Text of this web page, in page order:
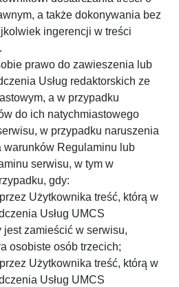
a także dokonywania bez
ingerencji w treści
prawo do zawieszenia lub
Usług redaktorskich ze
a w przypadku
do ich natychmiastowego
w przypadku naruszenia
warunków Regulaminu lub
serwisu, w tym w
gdy:
Użytkownika treść, którą w
Usług UMCS
jest zamieścić w serwisu,
osobiste osób trzecich;
Użytkownika treść, którą w
Usług UMCS